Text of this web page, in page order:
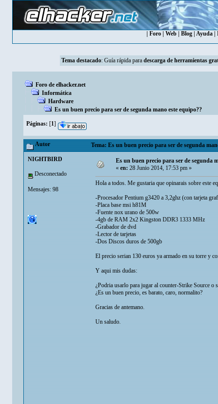
Foro Web Blog Ayuda
Tema destacado: Guía rápida para descarga de herramientas
Foro de elhacker.net
Informática
Hardware
Es un buen precio para ser de segunda mano este equipo??
Páginas: [1]
Autor Tema: Es un buen precio para ser de segunda
NIGHTBIRD
Desconectado
Mensajes: 98
Es un buen precio para ser de segunda
«en:28 Junio 2014, 17:53 pm »
Hola a todos. Me gustaria que opinarais sobre este
-Procesador Pentium g3420 a 3,2ghz (con tarjeta
-Placa base msi h81M
-Fuente nox urano de 500w
-4gb de RAM 2x2 Kingston DDR3 1333 MHz
-Grabador de dvd
-Lector de tarjetas
-Dos Discos duros de 500gb
El precio serian 130 euros ya armado en su torre y
Y aqui mis dudas:
¿Podria usarlo para jugar al counter-Strike Source o
¿Es un buen precio, es barato, caro, normalito?
Gracias de antemano.
Un saludo.